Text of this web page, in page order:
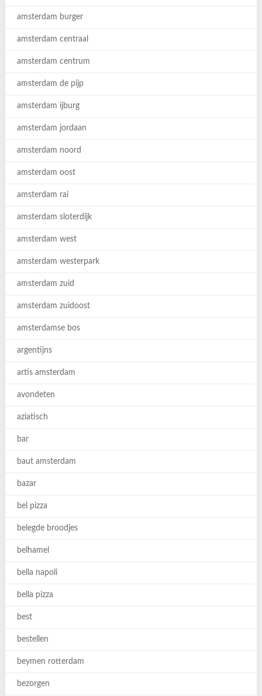
amsterdam burger
amsterdam centraal
amsterdam centrum
amsterdam de pijp
amsterdam ijburg
amsterdam jordaan
amsterdam noord
amsterdam oost
amsterdam rai
amsterdam sloterdijk
amsterdam west
amsterdam westerpark
amsterdam zuid
amsterdam zuidoost
amsterdamse bos
argentijns
artis amsterdam
avondeten
aziatisch
bar
baut amsterdam
bazar
bel pizza
belegde broodjes
belhamel
bella napoli
bella pizza
best
bestellen
beymen rotterdam
bezorgen